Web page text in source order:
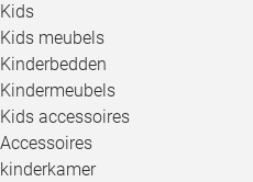
Kids
Kids meubels
Kinderbedden
Kindermeubels
Kids accessoires
Accessoires
kinderkamer